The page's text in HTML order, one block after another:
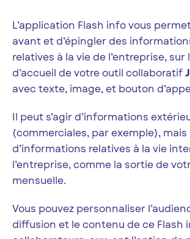
L’application Flash info vous
avant et d’épingler des
relatives à la vie de l’entreprise, sur
d’accueil de votre outil collaboratif
avec texte, image, et bouton
Il peut s’agir d’informations
(commerciales, par exemple), mais
d’informations relatives à la vie
l’entreprise, comme la sortie de
mensuelle.
Vous pouvez personnaliser
diffusion et le contenu de ce Flash